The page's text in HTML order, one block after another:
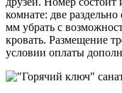
комнате: две
мм убрать с
кровать. Размещение
условии оплаты